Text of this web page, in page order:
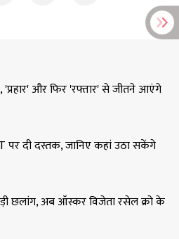
'प्रहार' और फिर 'रफ्तार' से जीतने आएंगे
दी दस्तक, जानिए कहां उठा सकेंगे
छलांग, अब ऑस्कर विजेता रसेल क्रो के